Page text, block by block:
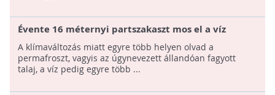
Évente 16 méternyi partszakaszt mos el a víz
Szibériában az olvadás hatására
A klímaváltozás miatt egyre több helyen olvad a
permafroszt, vagyis az úgynevezett állandóan fagyott
talaj, a víz pedig egyre több ...